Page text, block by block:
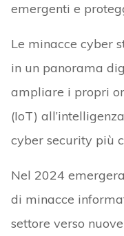
emergenti e
Le minacce cyber
in un panorama
ampliare i propri
(IoT)
cyber security più
Nel 2024
di minacce
settore verso